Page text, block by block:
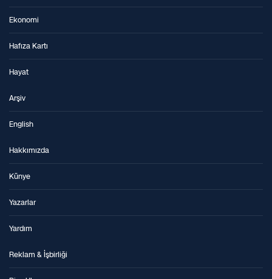
Ekonomi
Hafıza Kartı
Hayat
Arşiv
English
Hakkımızda
Künye
Yazarlar
Yardım
Reklam & İşbirliği